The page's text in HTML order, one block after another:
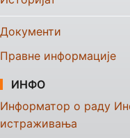
Документи
Правне информације
ИНФО
Информатор о раду
истраживања